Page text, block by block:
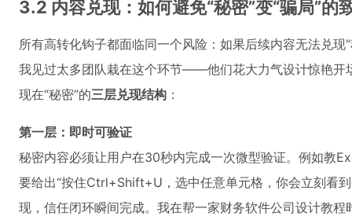
3.2 内容兑现：如何避免“秘密”变“骗局”的
所有高转化钩子都面临同一个风险：如果后续内容无法兑现
我见过太多团队栽在这个环节——他们花大力气设计惊艳开
现在“秘密”的三层兑现结构 ：
第一层：即时可验证
秘密内容必须让用户在30秒内完成一次微型验证。例如教
要给出“按住Ctrl+Shift+U，选中任意单元格，你会立刻看
现，信任闭环瞬间完成。我在帮一家财务软件公司设计教程